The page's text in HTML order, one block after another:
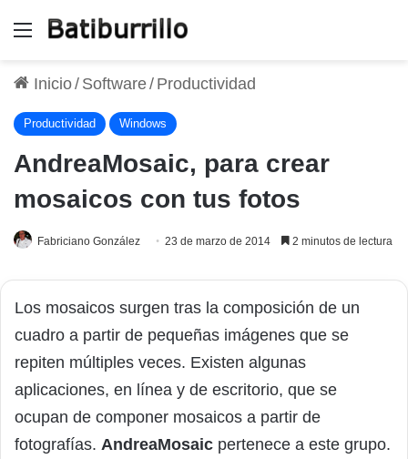
Menú
Inicio/ Software/ Productividad
Productividad Windows
AndreaMosaic, para crear
mosaicos con tus fotos
Fabriciano González 23 de marzo de 2014 2 minutos de lectura
Los mosaicos surgen tras la composición de un
cuadro a partir de pequeñas imágenes que se
repiten múltiples veces. Existen algunas
aplicaciones, en línea y de escritorio, que se
ocupan de componer mosaicos a partir de
fotografías. AndreaMosaic pertenece a este grupo.